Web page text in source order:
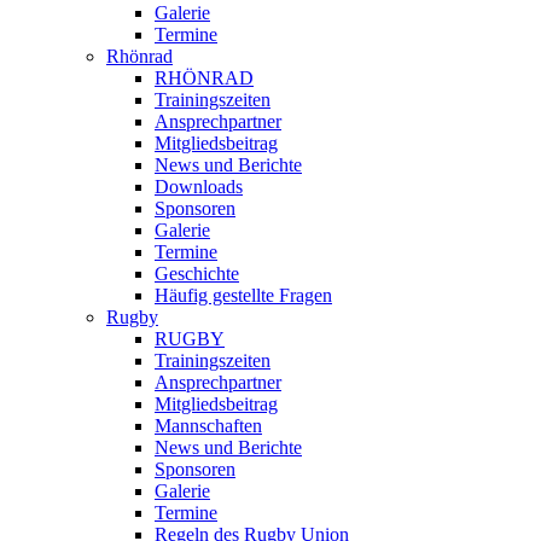
Galerie
Termine
Rhönrad
RHÖNRAD
Trainingszeiten
Ansprechpartner
Mitgliedsbeitrag
News und Berichte
Downloads
Sponsoren
Galerie
Termine
Geschichte
Häufig gestellte Fragen
Rugby
RUGBY
Trainingszeiten
Ansprechpartner
Mitgliedsbeitrag
Mannschaften
News und Berichte
Sponsoren
Galerie
Termine
Regeln des Rugby Union